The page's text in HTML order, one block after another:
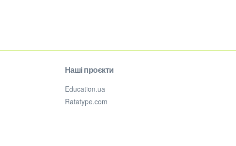
Наші проєкти
Education.ua
Ratatype.com